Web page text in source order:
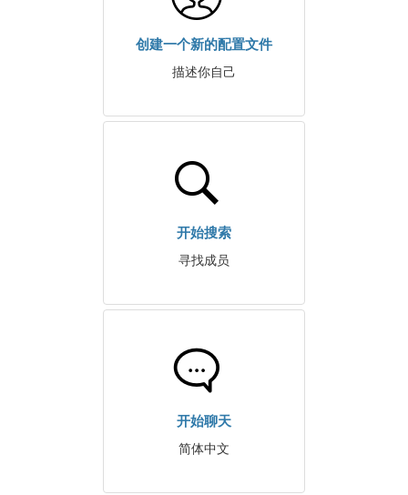
创建一个新的配置文件
描述你自己
开始搜索
寻找成员
开始聊天
简体中文